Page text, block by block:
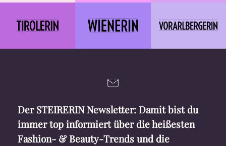
Der STEIRERIN Newsletter: Damit bist du
immer top informiert über die heißesten
Fashion- & Beauty-Trends und die